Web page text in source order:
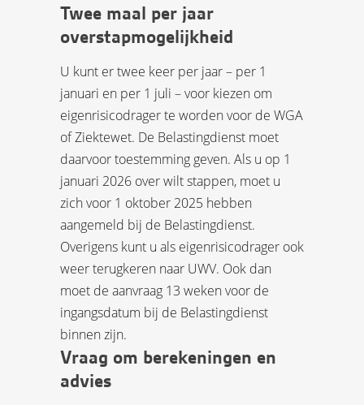
Twee maal per jaar
overstapmogelijkheid
U kunt er twee keer per jaar – per 1
januari en per 1 juli – voor kiezen om
eigenrisicodrager te worden voor de WGA
of Ziektewet. De Belastingdienst moet
daarvoor toestemming geven. Als u op 1
januari 2026 over wilt stappen, moet u
zich voor 1 oktober 2025 hebben
aangemeld bij de Belastingdienst.
Overigens kunt u als eigenrisicodrager ook
weer terugkeren naar UWV. Ook dan
moet de aanvraag 13 weken voor de
ingangsdatum bij de Belastingdienst
binnen zijn.
Vraag om berekeningen en
advies